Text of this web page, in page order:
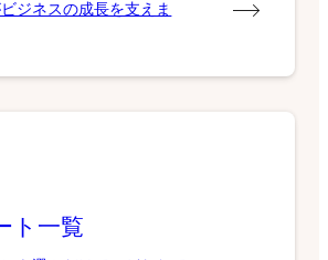
ジネスの成長を支えま
ト一覧